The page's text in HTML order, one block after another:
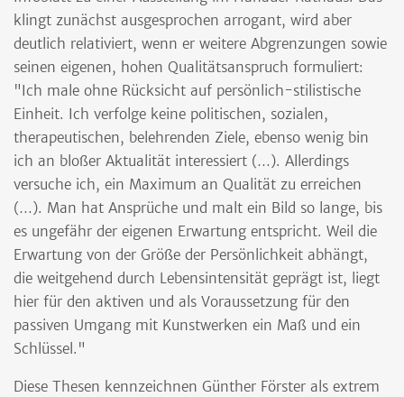
klingt zunächst ausgesprochen arrogant, wird aber
deutlich relativiert, wenn er weitere Abgrenzungen sowie
seinen eigenen, hohen Qualitätsanspruch formuliert:
"Ich male ohne Rücksicht auf persönlich-stilistische
Einheit. Ich verfolge keine politischen, sozialen,
therapeutischen, belehrenden Ziele, ebenso wenig bin
ich an bloßer Aktualität interessiert (…). Allerdings
versuche ich, ein Maximum an Qualität zu erreichen
(…). Man hat Ansprüche und malt ein Bild so lange, bis
es ungefähr der eigenen Erwartung entspricht. Weil die
Erwartung von der Größe der Persönlichkeit abhängt,
die weitgehend durch Lebensintensität geprägt ist, liegt
hier für den aktiven und als Voraussetzung für den
passiven Umgang mit Kunstwerken ein Maß und ein
Schlüssel."
Diese Thesen kennzeichnen Günther Förster als extrem